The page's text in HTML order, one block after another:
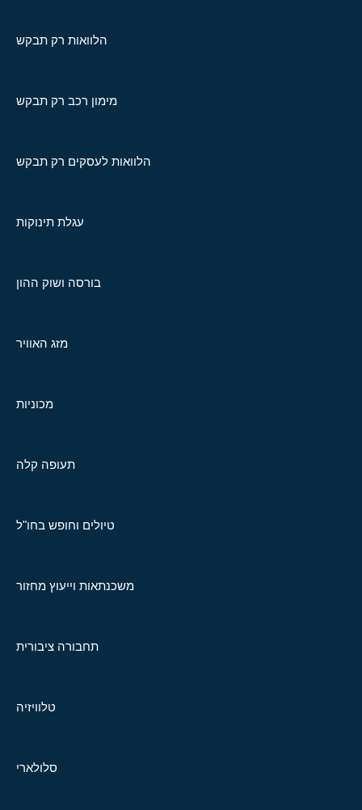
הלוואות רק תבקש
מימון רכב רק תבקש
הלוואות לעסקים רק תבקש
עגלת תינוקות
בורסה ושוק ההון
מזג האוויר
מכוניות
תעופה קלה
טיולים וחופש בחו"ל
משכנתאות וייעוץ מחזור
תחבורה ציבורית
טלוויזיה
סלולארי